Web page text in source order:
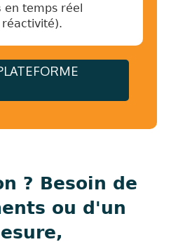
en temps réel
? Besoin de
ou d'un